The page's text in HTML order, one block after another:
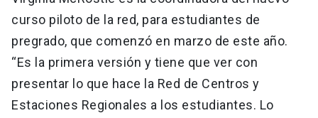
curso piloto de la red, para estudiantes de
pregrado, que comenzó en marzo de este año.
“Es la primera versión y tiene que ver con
presentar lo que hace la Red de Centros y
Estaciones Regionales a los estudiantes. Lo